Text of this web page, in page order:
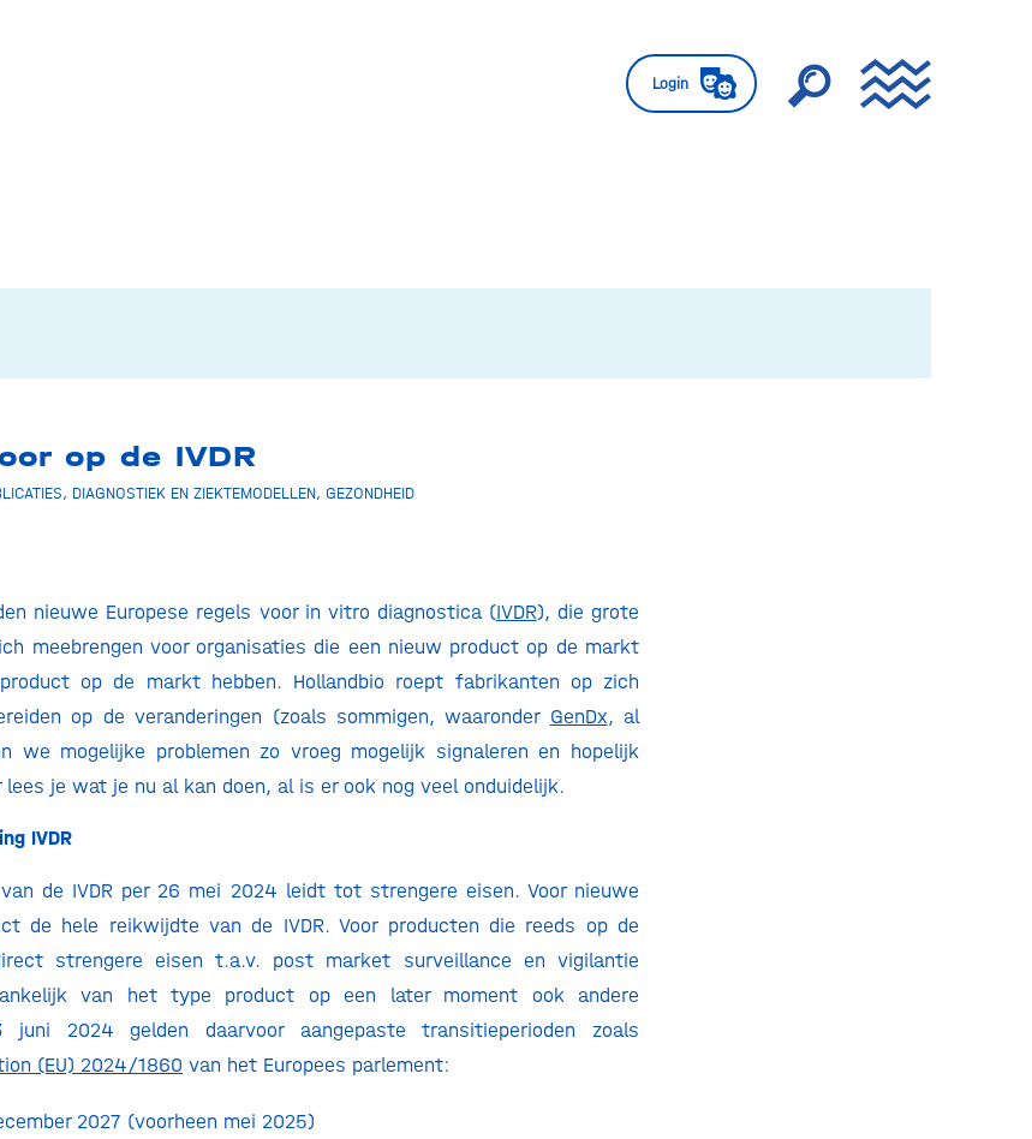
Login
op de IVDR
, DIAGNOSTIEK EN ZIEKTEMODELLEN, GEZONDHEID
nieuwe Europese regels voor in vitro diagnostica (IVDR), die grote
meebrengen voor organisaties die een nieuw product op de markt
op de markt hebben. Hollandbio roept fabrikanten op zich
op de veranderingen (zoals sommigen, waaronder GenDx, al
we mogelijke problemen zo vroeg mogelijk signaleren en hopelijk
lees je wat je nu al kan doen, al is er ook nog veel onduidelijk.
IVDR
de IVDR per 26 mei 2024 leidt tot strengere eisen. Voor nieuwe
de hele reikwijdte van de IVDR. Voor producten die reeds op de
strengere eisen t.a.v. post market surveillance en vigilantie
van het type product op een later moment ook andere
juni 2024 gelden daarvoor aangepaste transitieperioden zoals
(EU) 2024/1860 van het Europees parlement:
2027 (voorheen mei 2025)